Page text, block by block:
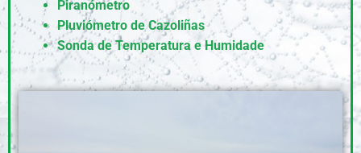
Piranómetro
Pluviómetro de Cazoliñas
Sonda de Temperatura e Humidade